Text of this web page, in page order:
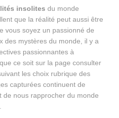
insolites du monde
que la réalité peut aussi être
vous soyez un passionné de
des mystères du monde, il y a
passionnantes à
ce soit sur la page consulter
les choix rubrique des
capturées continuent de
de nous rapprocher du monde